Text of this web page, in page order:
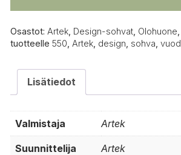
Osastot: Artek Design-sohvat Olohuone
tuotteelle 550 Artek design sohva
Lisätiedot
Valmistaja Artek
Suunnittelija Artek